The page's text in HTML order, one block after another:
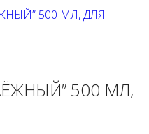
500 МЛ,